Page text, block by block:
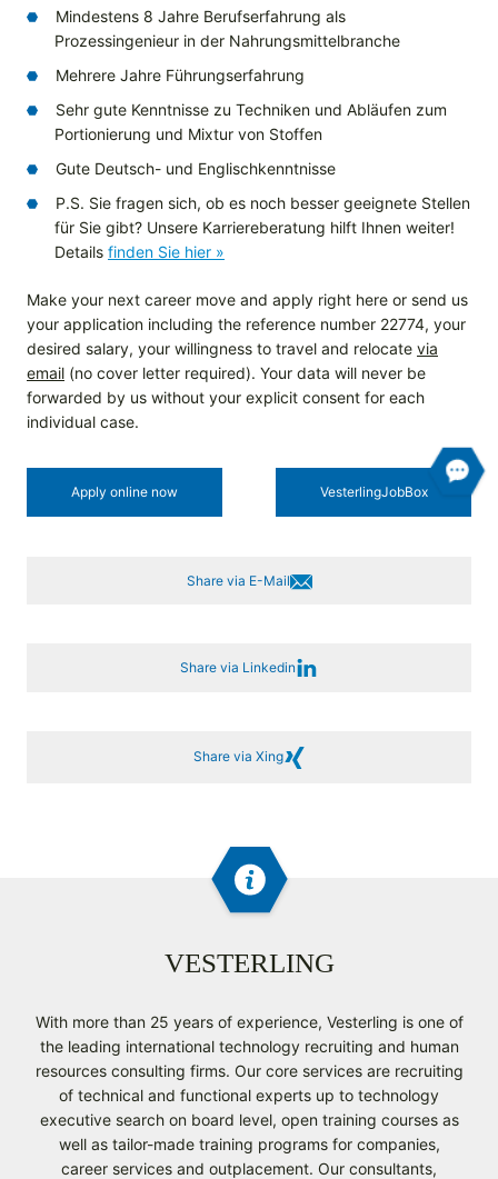
Mindestens 8 Jahre Berufserfahrung als
Prozessingenieur in der Nahrungsmittelbranche
Mehrere Jahre Führungserfahrung
Sehr gute Kenntnisse zu Techniken und Abläufen zum
Portionierung und Mixtur von Stoffen
Gute Deutsch- und Englischkenntnisse
P.S. Sie fragen sich, ob es noch besser geeignete Stellen
für Sie gibt? Unsere Karriereberatung hilft Ihnen weiter!
Details finden Sie hier »
Make your next career move and apply right here or send us
your application including the reference number 22774, your
desired salary, your willingness to travel and relocate via
email (no cover letter required). Your data will never be
forwarded by us without your explicit consent for each
individual case.
Apply online now Vesterling­JobBox
Share via E-Mail
Share via Linkedin
Share via Xing
VESTERLING
With more than 25 years of experience, Vesterling is one of
the leading international technology recruiting and human
resources consulting firms. Our core services are recruiting
of technical and functional experts up to technology
executive search on board level, open training courses as
well as tailor-made training programs for companies,
career services and outplacement. Our consultants,